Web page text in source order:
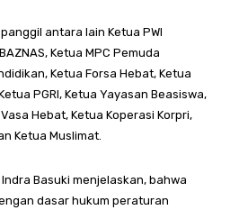
antara lain Ketua PWI
Ketua MPC Pemuda
Ketua Forsa Hebat, Ketua
PGRI, Ketua Yayasan Beasiswa,
Hebat, Ketua Koperasi Korpri,
Ketua Muslimat.
Basuki menjelaskan, bahwa
dasar hukum peraturan